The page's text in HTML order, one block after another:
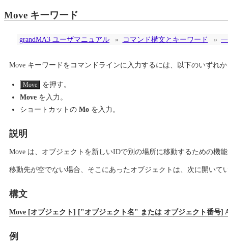
Move キーワード
grandMA3 ユーザマニュアル » コマンド構文とキーワード »
Move キーワードをコマンドラインに入力するには、以下のいずれ
Move
を押す。
Move を入力。
ショートカットの Mo を入力。
説明
Move は、オブジェクトを新しいIDで別の場所に移動するための機
移動先が空でない場合、そこにあったオブジェクトは、次に開いて
構文
Move [オブジェクト] ["オブジェクト名" または オブジェクト番号
例